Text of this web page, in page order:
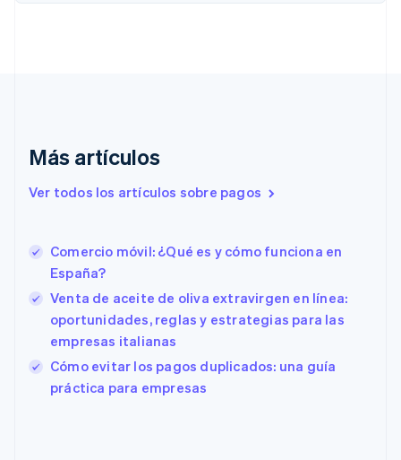
Más artículos
Ver todos los artículos sobre pagos
Comercio móvil: ¿Qué es y cómo funciona en
España?
Venta de aceite de oliva extravirgen en línea:
oportunidades, reglas y estrategias para las
empresas italianas
Cómo evitar los pagos duplicados: una guía
práctica para empresas
Eslovaquia
Eslovenia
EspañolEnglish
Estados Unidos
English Español 简体中文
English
Finlandia
English Svenska
Francia
English